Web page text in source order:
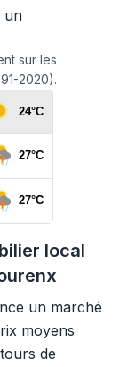
un
sur les
2020).
local
un marché
moyens
de